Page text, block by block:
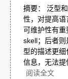
摘要： 泛型
性，对提高语
可维护性有
skell；后者
型的描述更
信息，无法
阅读全文